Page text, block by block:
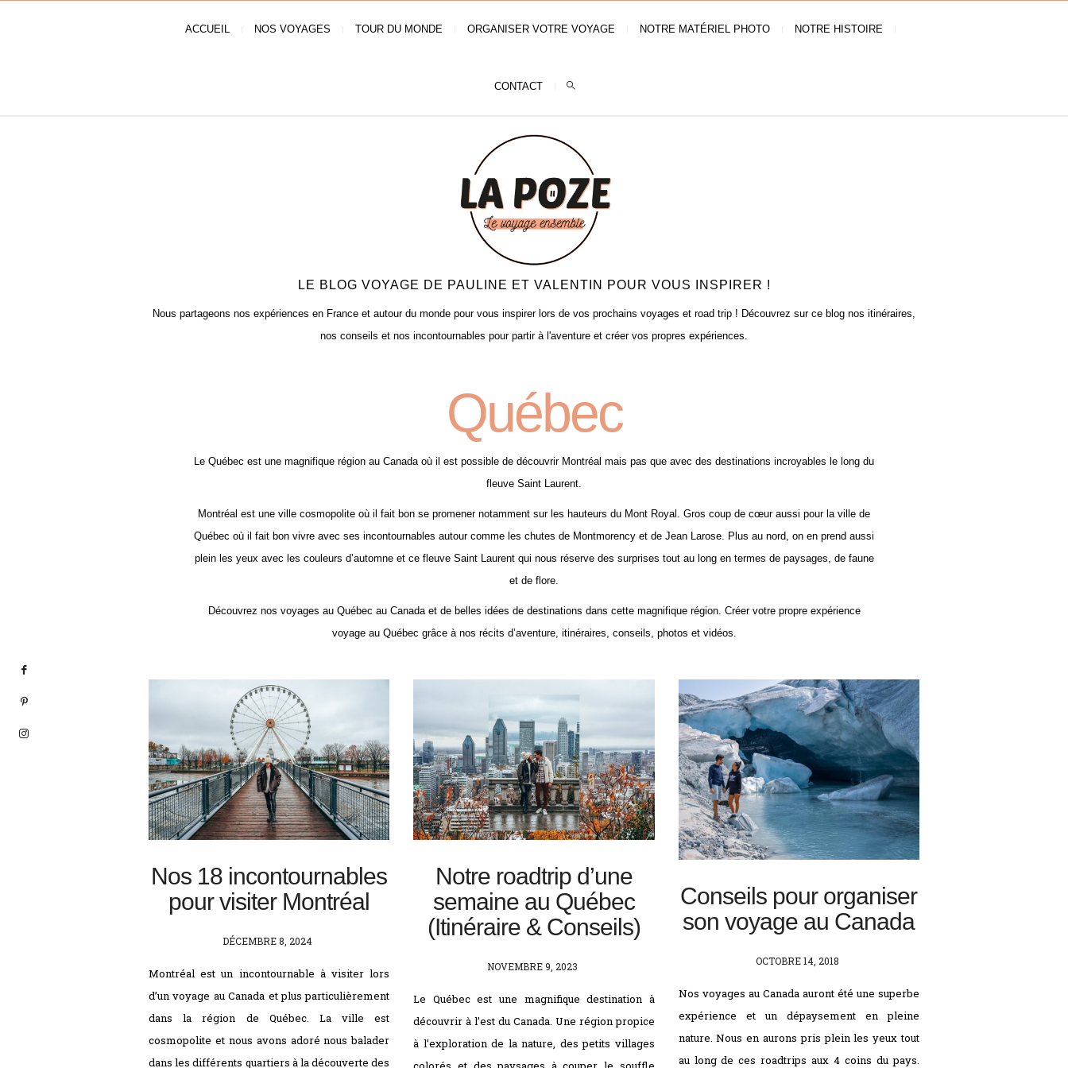
ACCUEIL NOS VOYAGES TOUR DU MONDE ORGANISER VOTRE VOYAGE NOTRE MATÉRIEL PHOTO NOTRE HISTOIRE
CONTACT
LE BLOG VOYAGE DE PAULINE ET VALENTIN POUR VOUS INSPIRER !
Nous partageons nos expériences en France et autour du monde pour vous inspirer lors de vos prochains voyages et road trip ! Découvrez sur ce blog nos itinéraires,
nos conseils et nos incontournables pour partir à l'aventure et créer vos propres expériences.
Québec
Le Québec est une magnifique région au Canada où il est possible de découvrir Montréal mais pas que avec des destinations incroyables le long du
fleuve Saint Laurent.
Montréal est une ville cosmopolite où il fait bon se promener notamment sur les hauteurs du Mont Royal. Gros coup de cœur aussi pour la ville de
Québec où il fait bon vivre avec ses incontournables autour comme les chutes de Montmorency et de Jean Larose. Plus au nord, on en prend aussi
plein les yeux avec les couleurs d’automne et ce fleuve Saint Laurent qui nous réserve des surprises tout au long en termes de paysages, de faune
et de flore.
Découvrez nos voyages au Québec au Canada et de belles idées de destinations dans cette magnifique région. Créer votre propre expérience
voyage au Québec grâce à nos récits d’aventure, itinéraires, conseils, photos et vidéos.
Nos 18 incontournables
pour visiter Montréal
POSTED
DÉCEMBRE 8, 2024
Montréal est un incontournable à visiter lors
d’un voyage au Canada et plus particulièrement
dans la région de Québec. La ville est
cosmopolite et nous avons adoré nous balader
dans les différents quartiers à la découverte des
Notre roadtrip d’une
semaine au Québec
(Itinéraire & Conseils)
POSTED
NOVEMBRE 9, 2023
Le Québec est une magnifique destination à
découvrir à l’est du Canada. Une région propice
à l’exploration de la nature, des petits villages
Conseils pour organiser
son voyage au Canada
POSTED
OCTOBRE 14, 2018
Nos voyages au Canada auront été une superbe
expérience et un dépaysement en pleine
nature. Nous en aurons pris plein les yeux tout
au long de ces roadtrips aux 4 coins du pays.